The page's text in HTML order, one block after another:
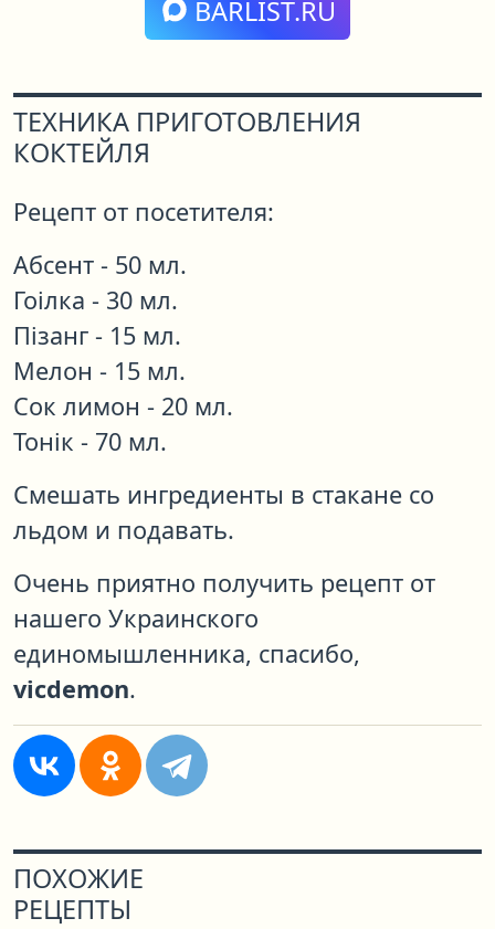
BARLIST.RU
ТЕХНИКА ПРИГОТОВЛЕНИЯ
КОКТЕЙЛЯ
Рецепт от посетителя:
Абсент - 50 мл.
Гоілка - 30 мл.
Пізанг - 15 мл.
Мелон - 15 мл.
Сок лимон - 20 мл.
Тонік - 70 мл.
Смешать ингредиенты в стакане со
льдом и подавать.
Очень приятно получить рецепт от
нашего Украинского
единомышленника, спасибо,
vicdemon.
ПОХОЖИЕ
РЕЦЕПТЫ